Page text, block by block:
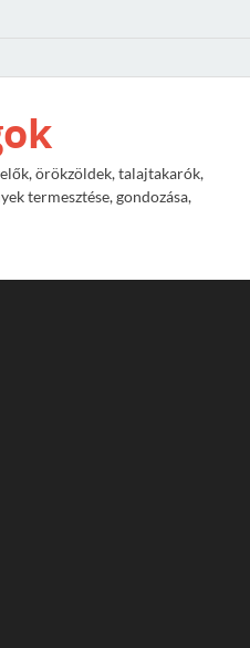
örökzöldek, talajtakarók,
termesztése, gondozása,